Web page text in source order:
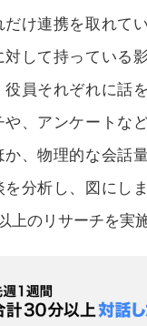
け連携を取れて
対して持っている
員それぞれに話
や、アンケートな
か、物理的な会話
を分析し、図にし
上のリサーチを実